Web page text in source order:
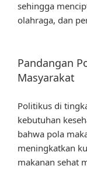
sehingga
olahraga, dan
Pandangan
Masyarakat
Politikus di
kebutuhan
bahwa pola
meningkatkan
makanan sehat